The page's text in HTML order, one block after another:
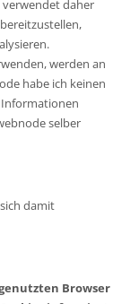
daher
werden an
habe ich keinen
Informationen
selber
damit
Browser